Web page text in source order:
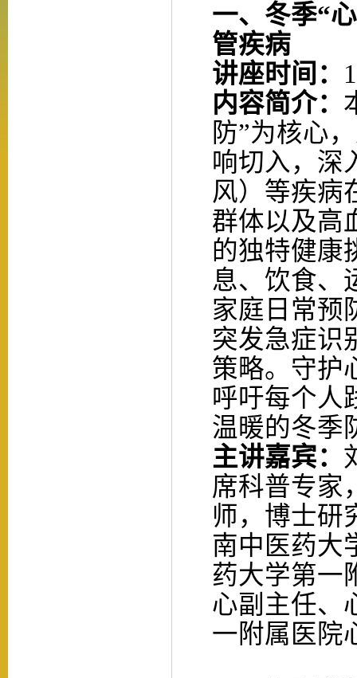
一、 冬季“
管疾病
讲座时间：
内容简介：
防”为核心
响切入，深
风）等疾病
群体以及高
的独特健康
息、饮食、
家庭日常预
突发急症识
策略。守护
呼吁每个人
温暖的冬季
主讲嘉宾：
席科普专家
师，博士研
南中医药大
药大学第一
心副主任、
一附属医院